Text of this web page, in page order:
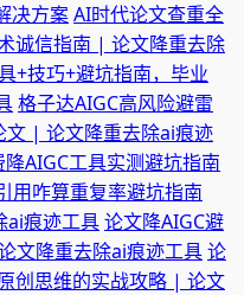
决方案AI时代论文查重全
诚信指南 | 论文降重去除
+技巧+避坑指南，毕业
格子达AIGC高风险避雷
文 | 论文降重去除ai痕迹
AIGC工具实测避坑指南
用咋算重复率避坑指南
ai痕迹工具论文降AIGC避
文降重去除ai痕迹工具论
创思维的实战攻略 | 论文